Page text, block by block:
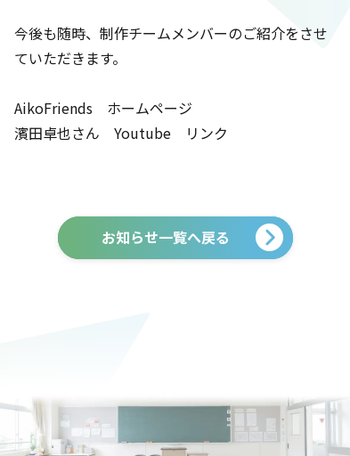
今後も随時、制作チームメンバーのご紹介をさせ
ていただきます。
AikoFriends ホームページ
濱田卓也さん Youtube リンク
お知らせ一覧へ戻る